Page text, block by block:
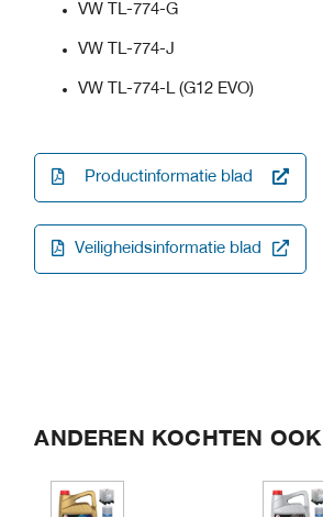
VW TL-774-G
VW TL-774-J
VW TL-774-L (G12 EVO)
Productinformatie blad
Veiligheidsinformatie blad
ANDEREN KOCHTEN OOK